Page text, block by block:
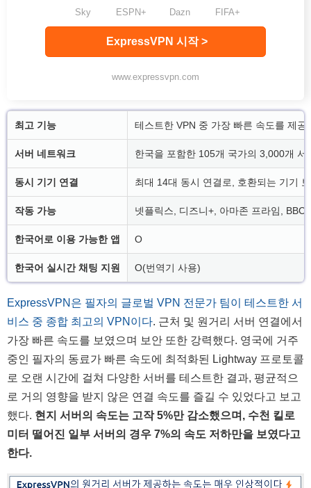
Sky ESPN+ Dazn FIFA+
ExpressVPN 시작 >
www.expressvpn.com
최고 기능 테스트한 VPN 중 가장 빠른 속도를 제
서버 네트워크 한국을 포함한 105개 국가의 3,000개
동시 기기 연결 최대 14대 동시 연결로, 호환되는 기기
작동 가능 넷플릭스, 디즈니+, 아마존 프라임,
한국어로 이용 가능한 앱 O
한국어 실시간 채팅 지원 O(번역기 사용)
ExpressVPN은 필자의 글로벌 VPN 전문가 팀이 테스트한 서
비스 중 종합 최고의 VPN이다. 근처 및 원거리 서버 연결에서
가장 빠른 속도를 보였으며 보안 또한 강력했다. 영국에 거주
중인 필자의 동료가 빠른 속도에 최적화된 Lightway 프로토콜
로 오랜 시간에 걸쳐 다양한 서버를 테스트한 결과, 평균적으
로 거의 영향을 받지 않은 연결 속도를 즐길 수 있었다고 보고
했다. 현지 서버의 속도는 고작 5%만 감소했으며, 수천 킬로
미터 떨어진 일부 서버의 경우 7%의 속도 저하만을 보였다고
한다.